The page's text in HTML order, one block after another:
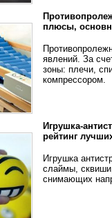
плюсы,
явлений. За
зоны: плечи,
компрессором.
Игрушка-
рейтинг
Игрушка
слаймы,
снимающих